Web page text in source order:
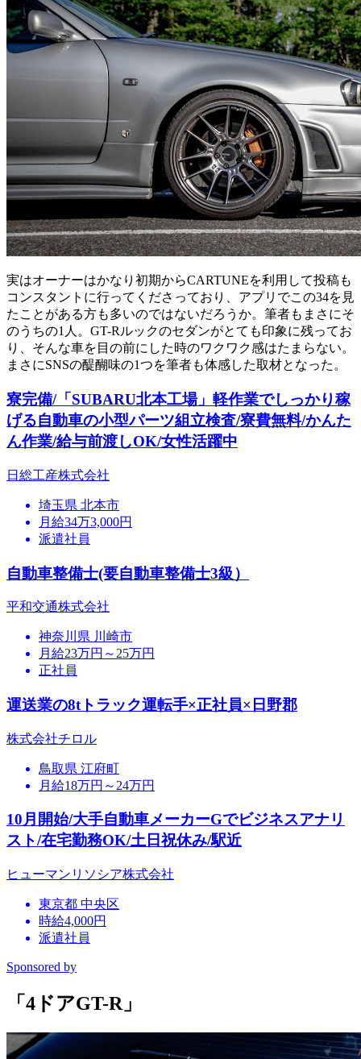
実はオーナーはかなり初期からCARTUNEを利用して投稿も
コンスタントに行ってくださっており、アプリでこの34を見
たことがある方も多いのではないだろうか。筆者もまさにそ
のうちの1人。GT-Rルックのセダンがとても印象に残ってお
り、そんな車を目の前にした時のワクワク感はたまらない。
まさにSNSの醍醐味の1つを筆者も体感した取材となった。
寮完備/「SUBARU北本工場」軽作業でしっかり稼
げる自動車の小型パーツ組立検査/寮費無料/かんた
ん作業/給与前渡しOK/女性活躍中
日総工産株式会社
埼玉県 北本市
月給34万3,000円
派遣社員
自動車整備士(要自動車整備士3級）
平和交通株式会社
神奈川県 川崎市
月給23万円～25万円
正社員
運送業の8tトラック運転手×正社員×日野郡
株式会社チロル
鳥取県 江府町
月給18万円～24万円
10月開始/大手自動車メーカーGでビジネスアナリ
スト/在宅勤務OK/土日祝休み/駅近
ヒューマンリソシア株式会社
東京都 中央区
時給4,000円
派遣社員
Sponsored by
「4ドアGT-R」